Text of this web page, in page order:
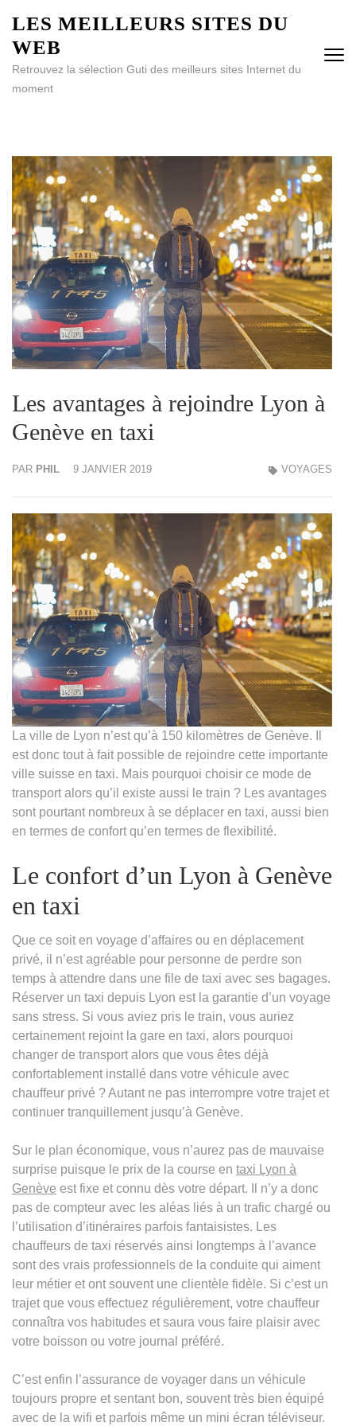
au
contenu
(Pressez
Entrée)
LES MEILLEURS SITES DU
WEB
Retrouvez la sélection Guti des meilleurs sites Internet du
moment
Les avantages à rejoindre Lyon à
Genève en taxi
PAR PHIL 9 JANVIER 2019 VOYAGES
La ville de Lyon n’est qu’à 150 kilomètres de Genève. Il
est donc tout à fait possible de rejoindre cette importante
ville suisse en taxi. Mais pourquoi choisir ce mode de
transport alors qu’il existe aussi le train ? Les avantages
sont pourtant nombreux à se déplacer en taxi, aussi bien
en termes de confort qu’en termes de flexibilité.
Le confort d’un Lyon à Genève
en taxi
Que ce soit en voyage d’affaires ou en déplacement
privé, il n’est agréable pour personne de perdre son
temps à attendre dans une file de taxi avec ses bagages.
Réserver un taxi depuis Lyon est la garantie d’un voyage
sans stress. Si vous aviez pris le train, vous auriez
certainement rejoint la gare en taxi, alors pourquoi
changer de transport alors que vous êtes déjà
confortablement installé dans votre véhicule avec
chauffeur privé ? Autant ne pas interrompre votre trajet et
continuer tranquillement jusqu’à Genève.
Sur le plan économique, vous n’aurez pas de mauvaise
surprise puisque le prix de la course en taxi Lyon à
Genève est fixe et connu dès votre départ. Il n’y a donc
pas de compteur avec les aléas liés à un trafic chargé ou
l’utilisation d’itinéraires parfois fantaisistes. Les
chauffeurs de taxi réservés ainsi longtemps à l’avance
sont des vrais professionnels de la conduite qui aiment
leur métier et ont souvent une clientèle fidèle. Si c’est un
trajet que vous effectuez régulièrement, votre chauffeur
connaîtra vos habitudes et saura vous faire plaisir avec
votre boisson ou votre journal préféré.
C’est enfin l’assurance de voyager dans un véhicule
toujours propre et sentant bon, souvent très bien équipé
avec de la wifi et parfois même un mini écran téléviseur.